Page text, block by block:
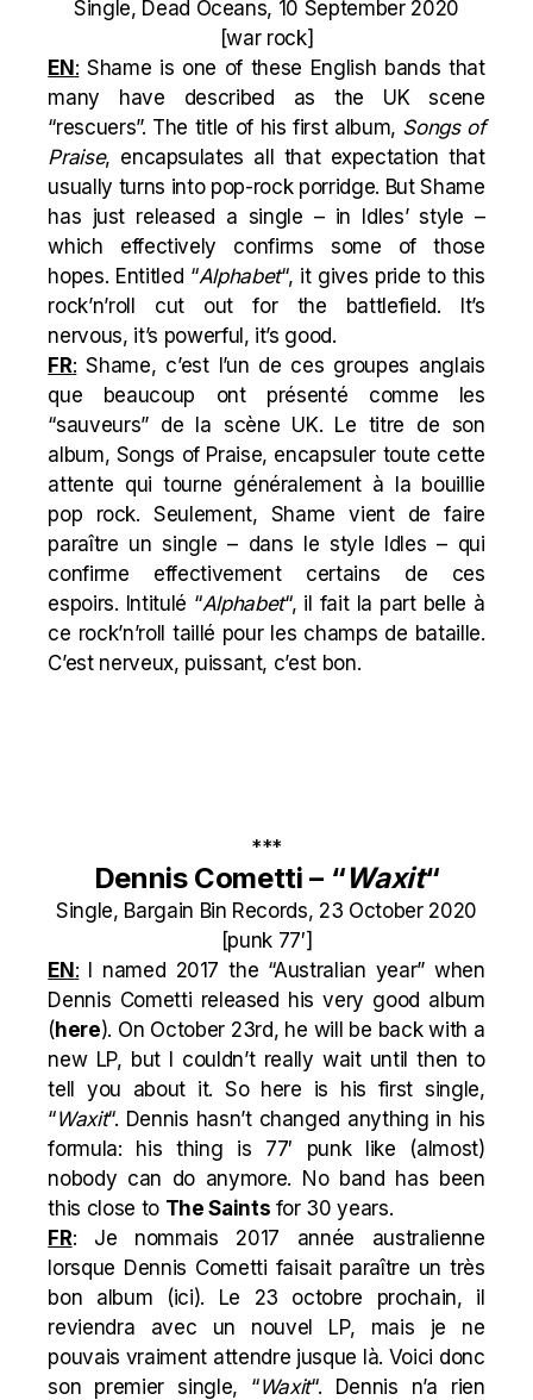
Single, Dead Oceans, 10 September 2020
[war rock]
EN: Shame is one of these English bands that
many have described as the UK scene
“rescuers”. The title of his first album, Songs of
Praise, encapsulates all that expectation that
usually turns into pop-rock porridge. But Shame
has just released a single – in Idles’ style –
which effectively confirms some of those
hopes. Entitled “Alphabet“, it gives pride to this
rock’n’roll cut out for the battlefield. It’s
nervous, it’s powerful, it’s good.
FR: Shame, c’est l’un de ces groupes anglais
que beaucoup ont présenté comme les
“sauveurs” de la scène UK. Le titre de son
album, Songs of Praise, encapsuler toute cette
attente qui tourne généralement à la bouillie
pop rock. Seulement, Shame vient de faire
paraître un single – dans le style Idles – qui
confirme effectivement certains de ces
espoirs. Intitulé “Alphabet“, il fait la part belle à
ce rock’n’roll taillé pour les champs de bataille.
C’est nerveux, puissant, c’est bon.
***
Dennis Cometti – “Waxit“
Single, Bargain Bin Records, 23 October 2020
[punk 77′]
EN: I named 2017 the “Australian year” when
Dennis Cometti released his very good album
(here). On October 23rd, he will be back with a
new LP, but I couldn’t really wait until then to
tell you about it. So here is his first single,
“Waxit“. Dennis hasn’t changed anything in his
formula: his thing is 77′ punk like (almost)
nobody can do anymore. No band has been
this close to The Saints for 30 years.
FR: Je nommais 2017 année australienne
lorsque Dennis Cometti faisait paraître un très
bon album (ici). Le 23 octobre prochain, il
reviendra avec un nouvel LP, mais je ne
pouvais vraiment attendre jusque là. Voici donc
son premier single, “Waxit“. Dennis n’a rien